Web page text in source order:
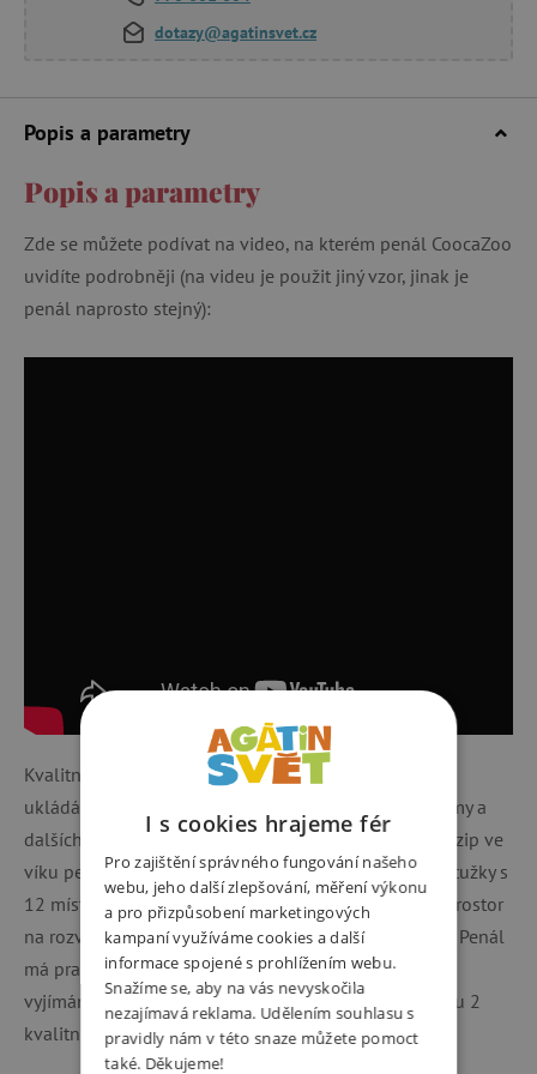
dotazy@agatinsvet.cz
Popis a parametry
Popis a parametry
Zde se můžete podívat na video, na kterém penál CoocaZoo
uvidíte podrobněji (na videu je použit jiný vzor, jinak je
penál naprosto stejný):
Kvalitní studentský penál s dostatkem prostoru pro
ukládání per, tužek, pastelek, pravítka, úhloměru, gumy a
dalších školních potřeb. Penál je vybaven kapsou na zip ve
víku penálu. Uvnitř penálu najdete poutka na pera a tužky s
12 místy pro maximální uspořádání. Nechybí v něm prostor
na rozvrh hodin a taky speciální prostor pro úhloměr. Penál
má praktický posuvný systém pro snadné vkládání a
vyjímání závěsné části penálu. Po obvodu penálu jsou 2
kvalitní zipy.
I s cookies hrajeme fér
Pro zajištění správného fungování našeho
webu, jeho další zlepšování, měření výkonu
a pro přizpůsobení marketingových
kampaní využíváme cookies a další
informace spojené s prohlížením webu.
Snažíme se, aby na vás nevyskočila
nezajímavá reklama. Udělením souhlasu s
pravidly nám v této snaze můžete pomoct
také. Děkujeme!